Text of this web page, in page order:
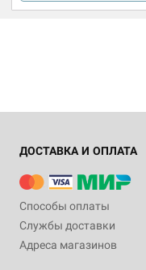
ДОСТАВКА И ОПЛАТА
Способы оплаты
Службы доставки
Адреса магазинов